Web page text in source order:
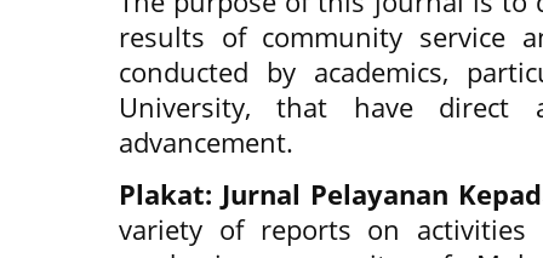
results of community service
conducted by academics,
University, that have direct
advancement.
Plakat: Jurnal Pelayanan
variety of reports on